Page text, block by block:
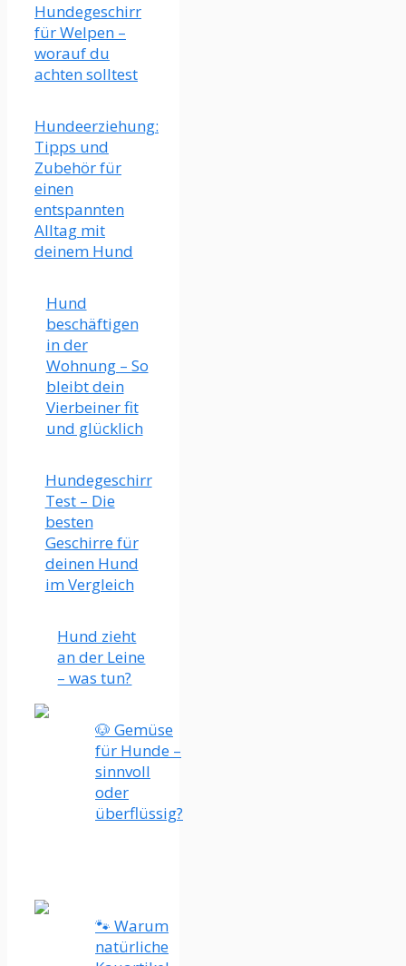
Hundegeschirr
für Welpen –
worauf du
achten solltest
Hundeerziehung:
Tipps und
Zubehör für
einen
entspannten
Alltag mit
deinem Hund
Hund
beschäftigen
in der
Wohnung – So
bleibt dein
Vierbeiner fit
und glücklich
Hundegeschirr
Test – Die
besten
Geschirre für
deinen Hund
im Vergleich
Hund zieht
an der Leine
– was tun?
🐶 Gemüse
für Hunde –
sinnvoll
oder
überflüssig?
🐾 Warum
natürliche